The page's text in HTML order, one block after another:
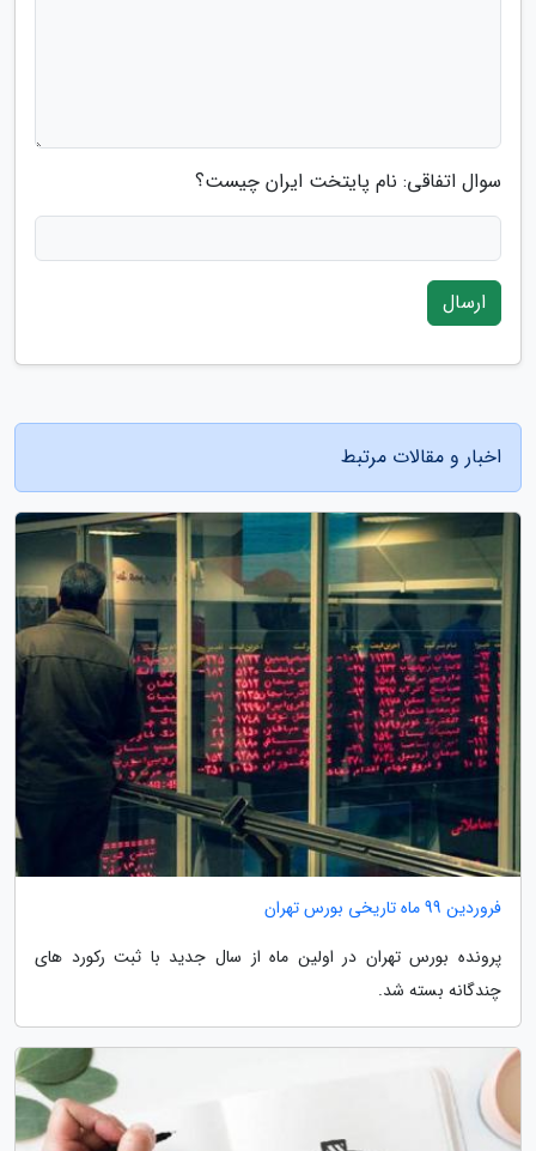
سوال اتفاقی: نام پایتخت ایران چیست؟
ارسال
اخبار و مقالات مرتبط
فروردین 99 ماه تاریخی بورس تهران
پرونده بورس تهران در اولین ماه از سال جدید با ثبت رکورد های
چندگانه بسته شد.